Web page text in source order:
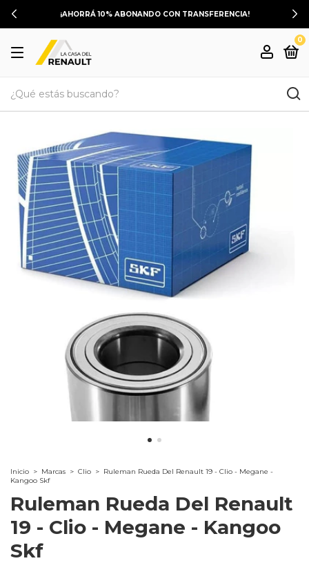
¡AHORRÁ 10% ABONANDO CON TRANSFERENCIA!
0
Inicio > Marcas > Clio > Ruleman Rueda Del Renault 19 - Clio - Megane -
Kangoo Skf
Ruleman Rueda Del Renault
19 - Clio - Megane - Kangoo
Skf